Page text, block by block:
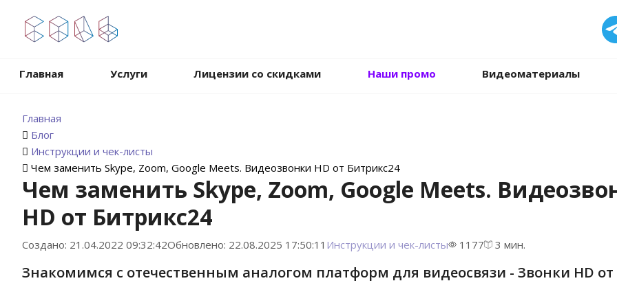
Главная Услуги Лицензии со скидками Наши промо Видеоматериалы
Главная
Блог
Инструкции и чек-листы
Чем заменить Skype, Zoom, Google Meets. Видеозвонки HD от Битрикс24
Чем заменить Skype, Zoom, Google Meets.
HD от Битрикс24
Создано: 21.04.2022 09:32:42Обновлено: 22.08.2025 17:50:11 Инструкции и чек-листы 1177 3 мин.
Знакомимся с отечественным аналогом платформ для видеосвязи - Звонки HD от